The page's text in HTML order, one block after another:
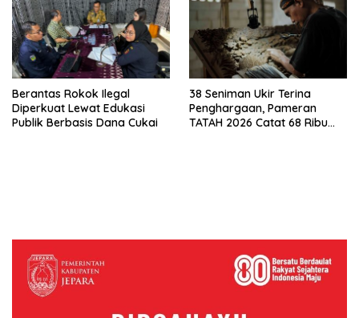
Berantas Rokok Ilegal
Diperkuat Lewat Edukasi
Publik Berbasis Dana Cukai
38 Seniman Ukir Terina
Penghargaan, Pameran
TATAH 2026 Catat 68 Ribu